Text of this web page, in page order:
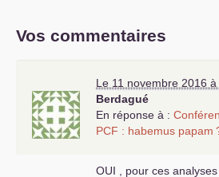
Vos commentaires
Le 11 novembre 2016 à
Berdagué
En réponse à :
PCF : habemus papam
OUI , pour ces